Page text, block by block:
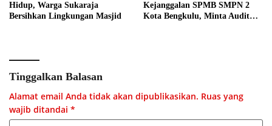
Hidup, Warga Sukaraja
Bersihkan Lingkungan Masjid
Kejanggalan SPMB SMPN 2
Kota Bengkulu, Minta Audit
Tinggalkan Balasan
Alamat email Anda tidak akan dipublikasikan. Ruas yang
wajib ditandai *